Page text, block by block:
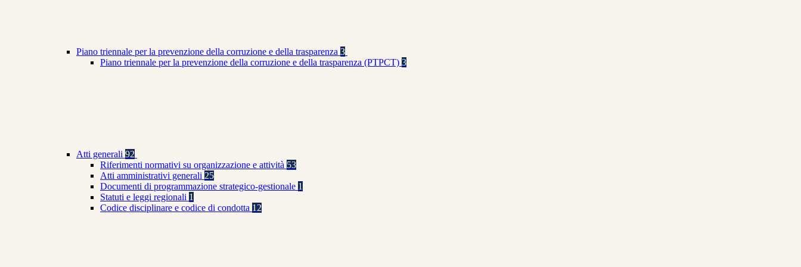
Piano triennale per la prevenzione della corruzione e della trasparenza 3
Piano triennale per la prevenzione della corruzione e della trasparenza (PTPCT) 3
Atti generali 92
Riferimenti normativi su organizzazione e attività 53
Atti amministrativi generali 25
Documenti di programmazione strategico-gestionale 1
Statuti e leggi regionali 1
Codice disciplinare e codice di condotta 12